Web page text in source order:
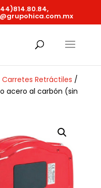
Carretes Retráctiles /
acero al carbón (sin